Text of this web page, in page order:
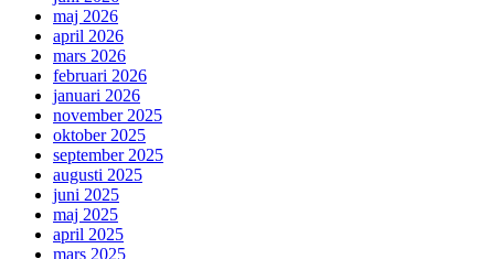
maj 2026
april 2026
mars 2026
februari 2026
januari 2026
november 2025
oktober 2025
september 2025
augusti 2025
juni 2025
maj 2025
april 2025
mars 2025